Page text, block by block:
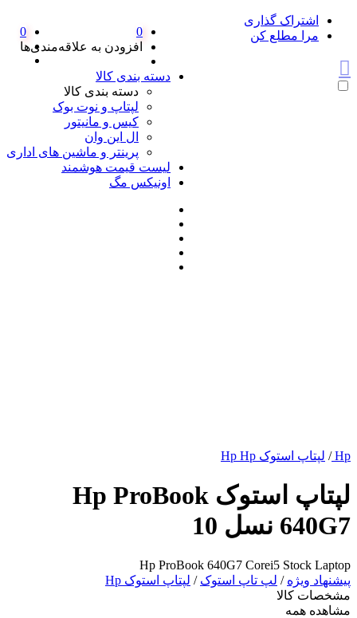
اشتراک گذاری
مرا مطلع کن
0
افزودن به علاقه‌مندی‌ها
0
دسته بندی کالا
دسته بندی کالا
لپتاپ و نوت بوک
کیس و مانیتور
ال این وان
پرینتر و ماشین های اداری
لیست قیمت هوشمند
اونیکس مگ
Hp
/ لپتاپ استوک Hp Hp
لپتاپ استوک Hp ProBook
640G7 نسل 10
Hp ProBook 640G7 Corei5 Stock Laptop
پیشنهاد ویژه / لپ تاپ استوک / لپتاپ استوک Hp
مشخصات کالا
مشاهده همه